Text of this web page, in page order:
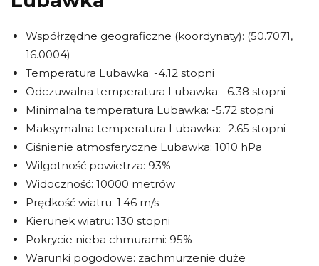
Współrzędne geograficzne (koordynaty): (50.7071,
16.0004)
Temperatura Lubawka: -4.12 stopni
Odczuwalna temperatura Lubawka: -6.38 stopni
Minimalna temperatura Lubawka: -5.72 stopni
Maksymalna temperatura Lubawka: -2.65 stopni
Ciśnienie atmosferyczne Lubawka: 1010 hPa
Wilgotność powietrza: 93%
Widoczność: 10000 metrów
Prędkość wiatru: 1.46 m/s
Kierunek wiatru: 130 stopni
Pokrycie nieba chmurami: 95%
Warunki pogodowe: zachmurzenie duże